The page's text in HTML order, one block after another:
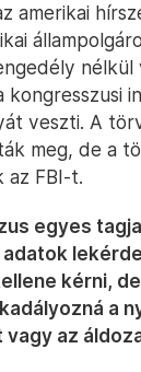
amerikai
nélkül
veszti. A
meg, de a
az FBI-t.
egyes
adatok
kérni,
a
az